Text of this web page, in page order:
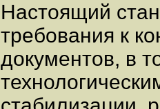
Настоящий
требования к
документов, в